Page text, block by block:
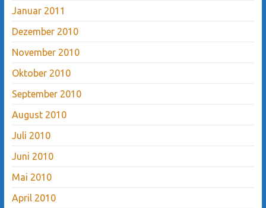
Januar 2011
Dezember 2010
November 2010
Oktober 2010
September 2010
August 2010
Juli 2010
Juni 2010
Mai 2010
April 2010